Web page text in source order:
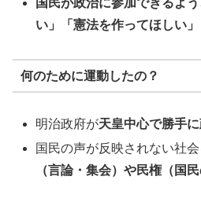
国民が政治に参加できるよ
い」「憲法を作ってほしい
何のために運動したの？
明治政府が天皇中心で勝手
国民の声が反映されない社会
（言論・集会）や民権（国